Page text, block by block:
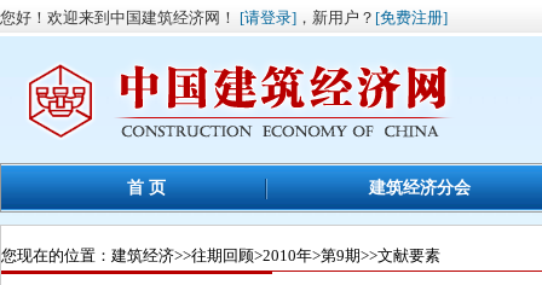
您好！欢迎来到中国建筑经济网！ [请登录] ，新用户？ [免费注册]
首 页 建筑经济分会
您现在的位置： 建筑经济>>往期回顾>2010年>第9期>>文献要素